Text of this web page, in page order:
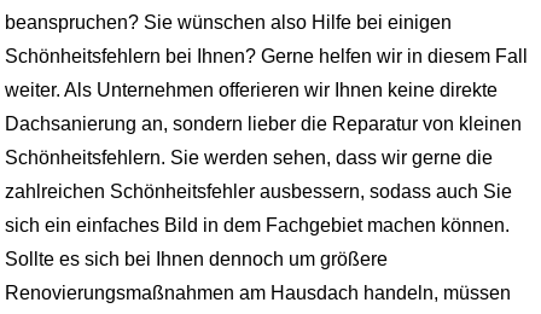
beanspruchen? Sie wünschen also Hilfe bei einigen
Schönheitsfehlern bei Ihnen? Gerne helfen wir in diesem Fall
weiter. Als Unternehmen offerieren wir Ihnen keine direkte
Dachsanierung an, sondern lieber die Reparatur von kleinen
Schönheitsfehlern. Sie werden sehen, dass wir gerne die
zahlreichen Schönheitsfehler ausbessern, sodass auch Sie
sich ein einfaches Bild in dem Fachgebiet machen können.
Sollte es sich bei Ihnen dennoch um größere
Renovierungsmaßnahmen am Hausdach handeln, müssen